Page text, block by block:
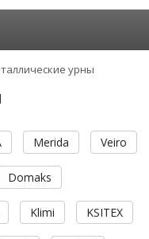
урны
Merida Veiro
Domaks
Klimi KSITEX